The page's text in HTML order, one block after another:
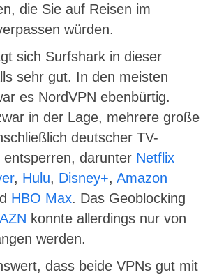
die Sie auf Reisen im
würden.
sich Surfshark in dieser
sehr gut. In den meisten
es NordVPN ebenbürtig.
in der Lage, mehrere große
deutscher TV-
darunter Netflix
, Hulu, Disney+, Amazon
HBO Max. Das Geoblocking
konnte allerdings nur von
werden.
dass beide VPNs gut mit